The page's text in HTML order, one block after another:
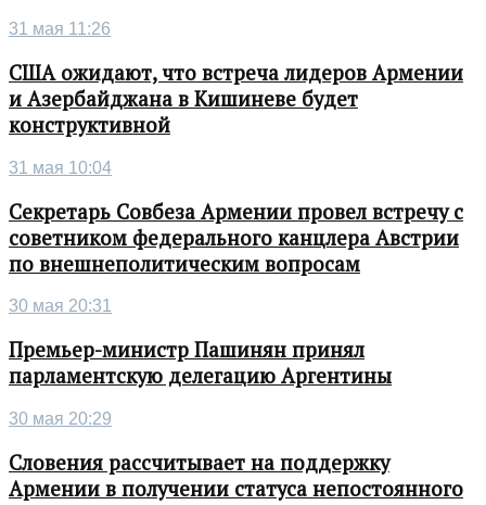
31 мая 11:26
США ожидают, что встреча лидеров Армении
и Азербайджана в Кишиневе будет
конструктивной
31 мая 10:04
Секретарь Совбеза Армении провел встречу с
советником федерального канцлера Австрии
по внешнеполитическим вопросам
30 мая 20:31
Премьер-министр Пашинян принял
парламентскую делегацию Аргентины
30 мая 20:29
Словения рассчитывает на поддержку
Армении в получении статуса непостоянного